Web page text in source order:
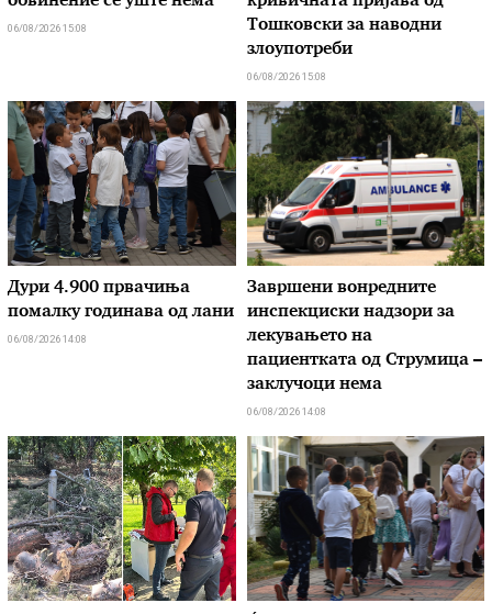
06/08/2026 15:08
Тошковски за наводни
злоупотреби
06/08/2026 15:08
Дури 4.900 првачиња
помалку годинава од лани
06/08/2026 14:08
Завршени вонредните
инспекциски надзори за
лекувањето на
пациентката од Струмица –
заклучоци нема
06/08/2026 14:08